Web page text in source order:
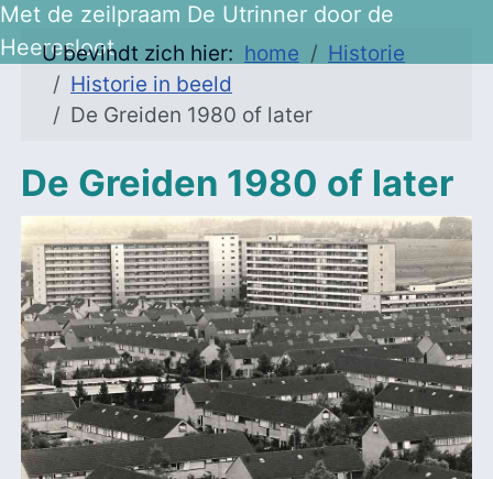
Met de zeilpraam De Utrinner door de
Heeresloot
U bevindt zich hier: home
Historie
Historie in beeld
De Greiden 1980 of later
De Greiden 1980 of later